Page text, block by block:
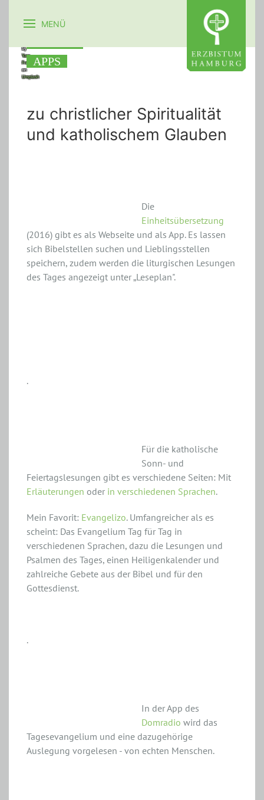
MENÜ
by
Yura
Fresh
on
Unsplash
DIE
APPS
zu christlicher Spiritualität
und katholischem Glauben
Die
Einheitsübersetzung
(2016) gibt es als Webseite und als App. Es lassen
sich Bibelstellen suchen und Lieblingsstellen
speichern, zudem werden die liturgischen Lesungen
des Tages angezeigt unter „Leseplan".
.
Für die katholische
Sonn- und
Feiertagslesungen gibt es verschiedene Seiten: Mit
Erläuterungen oder in verschiedenen Sprachen.
Mein Favorit: Evangelizo. Umfangreicher als es
scheint: Das Evangelium Tag für Tag in
verschiedenen Sprachen, dazu die Lesungen und
Psalmen des Tages, einen Heiligenkalender und
zahlreiche Gebete aus der Bibel und für den
Gottesdienst.
.
In der App des
Domradio wird das
Tagesevangelium und eine dazugehörige
Auslegung vorgelesen - von echten Menschen.